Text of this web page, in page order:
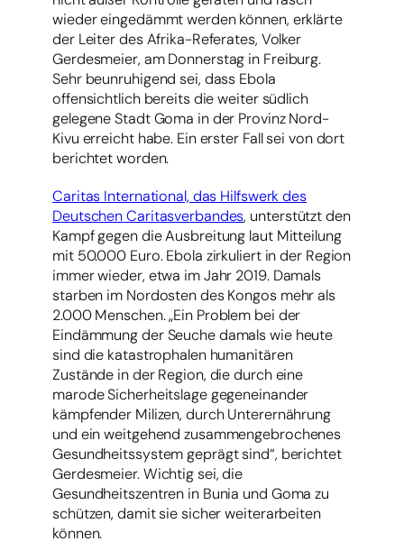
wieder eingedämmt werden können, erklärte
der Leiter des Afrika-Referates, Volker
Gerdesmeier, am Donnerstag in Freiburg.
Sehr beunruhigend sei, dass Ebola
offensichtlich bereits die weiter südlich
gelegene Stadt Goma in der Provinz Nord-
Kivu erreicht habe. Ein erster Fall sei von dort
berichtet worden.
Caritas International, das Hilfswerk des
Deutschen Caritasverbandes, unterstützt den
Kampf gegen die Ausbreitung laut Mitteilung
mit 50.000 Euro. Ebola zirkuliert in der Region
immer wieder, etwa im Jahr 2019. Damals
starben im Nordosten des Kongos mehr als
2.000 Menschen. „Ein Problem bei der
Eindämmung der Seuche damals wie heute
sind die katastrophalen humanitären
Zustände in der Region, die durch eine
marode Sicherheitslage gegeneinander
kämpfender Milizen, durch Unterernährung
und ein weitgehend zusammengebrochenes
Gesundheitssystem geprägt sind“, berichtet
Gerdesmeier. Wichtig sei, die
Gesundheitszentren in Bunia und Goma zu
schützen, damit sie sicher weiterarbeiten
können.